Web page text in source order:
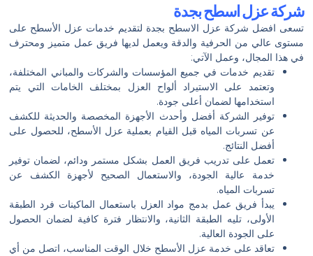
شركة عزل اسطح بجدة
تسعى افضل شركة عزل الاسطح بجدة لتقديم خدمات عزل الأسطح على
مستوى عالي من الحرفية والدقة ويعمل لديها فريق عمل متميز ومحترف
في هذا المجال، وعمل الآتي:
تقديم خدمات في جميع المؤسسات والشركات والمباني المختلفة،
وتعتمد على الاستيراد ألواح العزل بمختلف الخامات التي يتم
استخدامها لضمان أعلى جودة.
توفير الشركة أفضل وأحدث الأجهزة المخصصة والحديثة للكشف
عن تسربات المياه قبل القيام بعملية عزل الأسطح، للحصول على
أفضل النتائج.
تعمل على تدريب فريق العمل بشكل مستمر ودائم، لضمان توفير
خدمة عالية الجودة، والاستعمال الصحيح لأجهزة الكشف عن
تسربات المياه.
يبدأ فريق عمل بدمج مواد العزل باستعمال الماكينات فرد الطبقة
الأولى، تليه الطبقة الثانية، والانتظار فترة كافية لضمان الحصول
على الجودة العالية.
تعاقد على خدمة عزل الأسطح خلال الوقت المناسب، اتصل من أي